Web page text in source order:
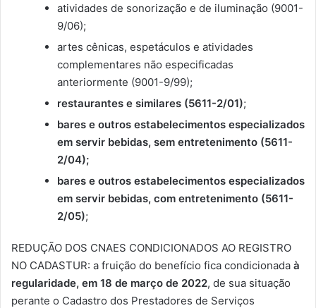
atividades de sonorização e de iluminação (9001-
9/06);
artes cênicas, espetáculos e atividades
complementares não especificadas
anteriormente (9001-9/99);
restaurantes e similares (5611-2/01);
bares e outros estabelecimentos especializados
em servir bebidas, sem entretenimento (5611-
2/04);
bares e outros estabelecimentos especializados
em servir bebidas, com entretenimento (5611-
2/05);
REDUÇÃO DOS CNAES CONDICIONADOS AO REGISTRO
NO CADASTUR: a fruição do benefício fica condicionada à
regularidade, em 18 de março de 2022, de sua situação
perante o Cadastro dos Prestadores de Serviços